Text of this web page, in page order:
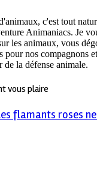
c'est tout
Animaniacs. Je
les animaux, vous
pour nos compagnons
de la défense animale.
vous plaire
flamants roses